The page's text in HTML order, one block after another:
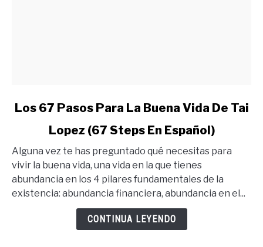
link
67
Pasos
Para
Los 67 Pasos Para La Buena Vida De Tai
Lopez (67 Steps En Español)
Alguna vez te has preguntado qué necesitas para
vivir la buena vida, una vida en la que tienes
abundancia en los 4 pilares fundamentales de la
existencia: abundancia financiera, abundancia en el...
CONTINUA LEYENDO